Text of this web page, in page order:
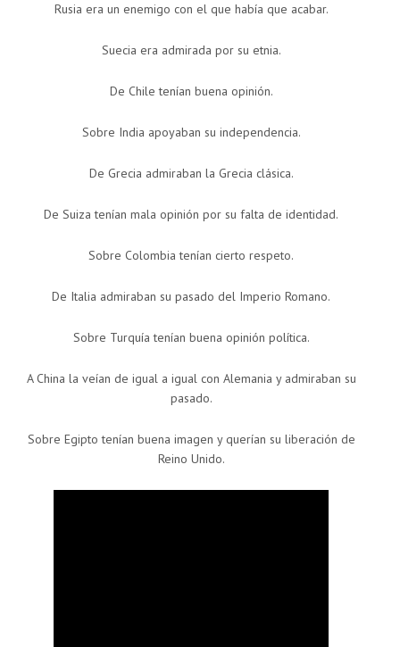
Rusia era un enemigo con el que había que acabar.
Suecia era admirada por su etnia.
De Chile tenían buena opinión.
Sobre India apoyaban su independencia.
De Grecia admiraban la Grecia clásica.
De Suiza tenían mala opinión por su falta de identidad.
Sobre Colombia tenían cierto respeto.
De Italia admiraban su pasado del Imperio Romano.
Sobre Turquía tenían buena opinión política.
A China la veían de igual a igual con Alemania y admiraban su
pasado.
Sobre Egipto tenían buena imagen y querían su liberación de
Reino Unido.